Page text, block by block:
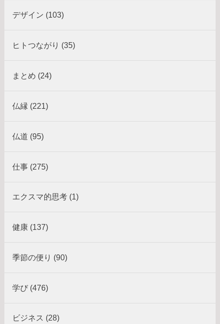
デザイン (103)
ヒトつながり (35)
まとめ (24)
仏縁 (221)
仏道 (95)
仕事 (275)
エクスマ的思考 (1)
健康 (137)
季節の便り (90)
学び (476)
ビジネス (28)